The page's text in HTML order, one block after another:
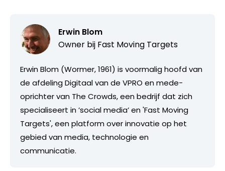
Erwin Blom
Owner bij Fast Moving Targets
Erwin Blom (Wormer, 1961) is voormalig hoofd van
de afdeling Digitaal van de VPRO en mede-
oprichter van The Crowds, een bedrijf dat zich
specialiseert in ’social media’ en 'Fast Moving
Targets', een platform over innovatie op het
gebied van media, technologie en
communicatie.